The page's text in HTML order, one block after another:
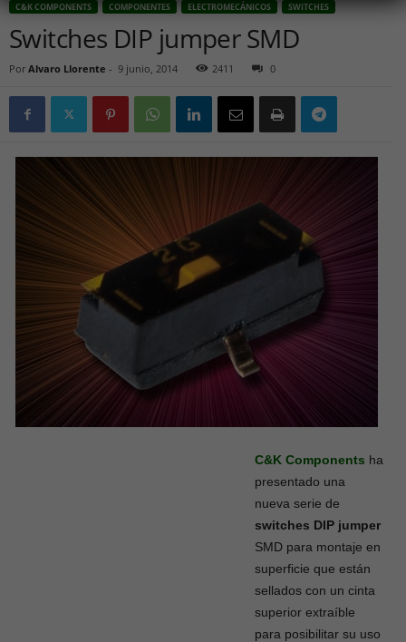
C&K COMPONENTS COMPONENTES ELECTROMECÁNICOS SWITCHES
Switches DIP jumper SMD
Por Alvaro Llorente - 9 junio, 2014 2411 0
C&K Components ha
presentado una
nueva serie de
switches DIP jumper
SMD para montaje en
superficie que están
sellados con un cinta
superior extraíble
para posibilitar su uso